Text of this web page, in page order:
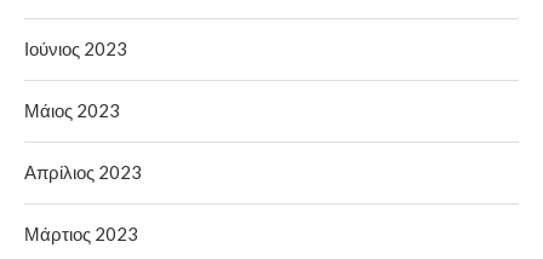
Ιούνιος 2023
Μάιος 2023
Απρίλιος 2023
Μάρτιος 2023